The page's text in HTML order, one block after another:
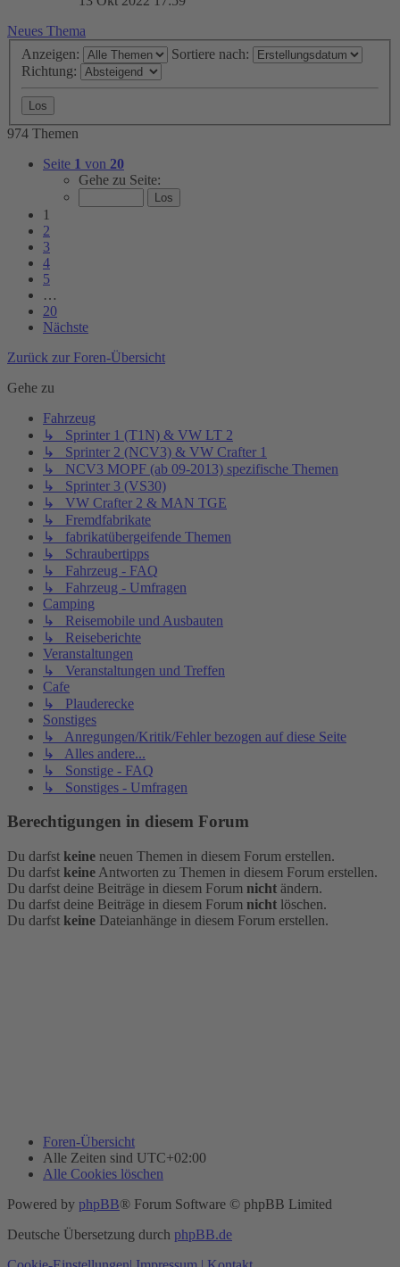
Neues Thema
Anzeigen:
Sortiere nach:
Richtung:
974 Themen
Seite 1 von 20
Gehe zu Seite:
1
2
3
4
5
…
20
Nächste
Zurück zur Foren-Übersicht
Gehe zu
Fahrzeug
↳ Sprinter 1 (T1N) & VW LT 2
↳ Sprinter 2 (NCV3) & VW Crafter 1
↳ NCV3 MOPF (ab 09-2013) spezifische Themen
↳ Sprinter 3 (VS30)
↳ VW Crafter 2 & MAN TGE
↳ Fremdfabrikate
↳ fabrikatübergeifende Themen
↳ Schraubertipps
↳ Fahrzeug - FAQ
↳ Fahrzeug - Umfragen
Camping
↳ Reisemobile und Ausbauten
↳ Reiseberichte
Veranstaltungen
↳ Veranstaltungen und Treffen
Cafe
↳ Plauderecke
Sonstiges
↳ Anregungen/Kritik/Fehler bezogen auf diese Seite
↳ Alles andere...
↳ Sonstige - FAQ
↳ Sonstiges - Umfragen
Berechtigungen in diesem Forum
Du darfst keine neuen Themen in diesem Forum erstellen.
Du darfst keine Antworten zu Themen in diesem Forum erstellen.
Du darfst deine Beiträge in diesem Forum nicht ändern.
Du darfst deine Beiträge in diesem Forum nicht löschen.
Du darfst keine Dateianhänge in diesem Forum erstellen.
Foren-Übersicht
Alle Zeiten sind UTC+02:00
Alle Cookies löschen
Powered by phpBB® Forum Software © phpBB Limited
Deutsche Übersetzung durch phpBB.de